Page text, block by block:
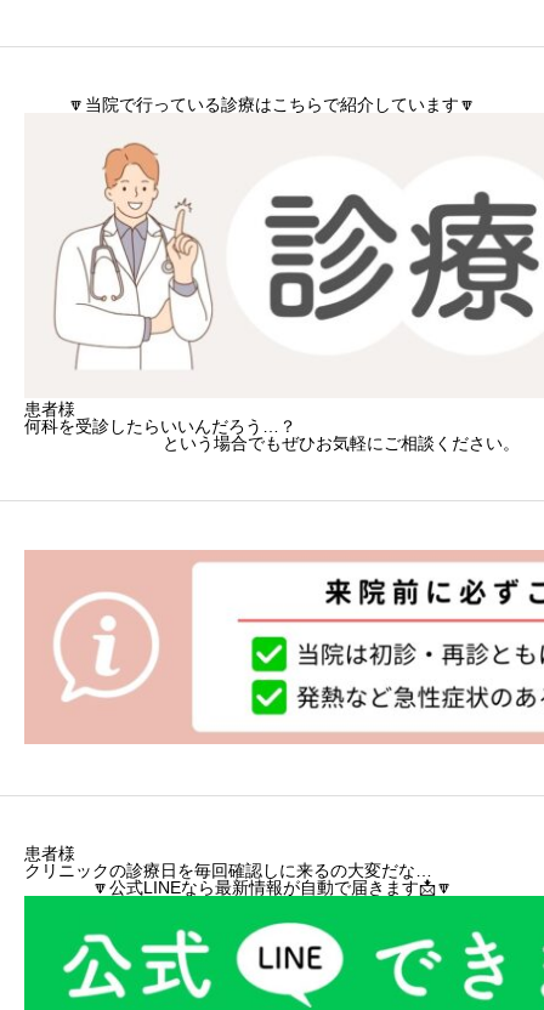
🔽当院で行っている診療はこちらで紹介しています🔽
患者様
何科を受診したらいいんだろう…？
という場合でもぜひお気軽にご相談ください。
患者様
クリニックの診療日を毎回確認しに来るの大変だな…
🔽公式LINEなら最新情報が自動で届きます📩🔽